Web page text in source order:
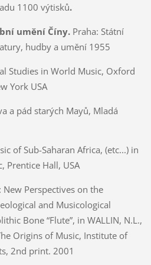
1100 výtisků.
umění Číny. Praha: Státní
hudby a umění 1955
Studies in World Music, Oxford
York USA
a pád starých Mayů, Mladá
of Sub-Saharan Africa, (etc...) in
Prentice Hall, USA
New Perspectives on the
and Musicological
Bone “Flute”, in WALLIN, N.L.,
Origins of Music, Institute of
2nd print. 2001